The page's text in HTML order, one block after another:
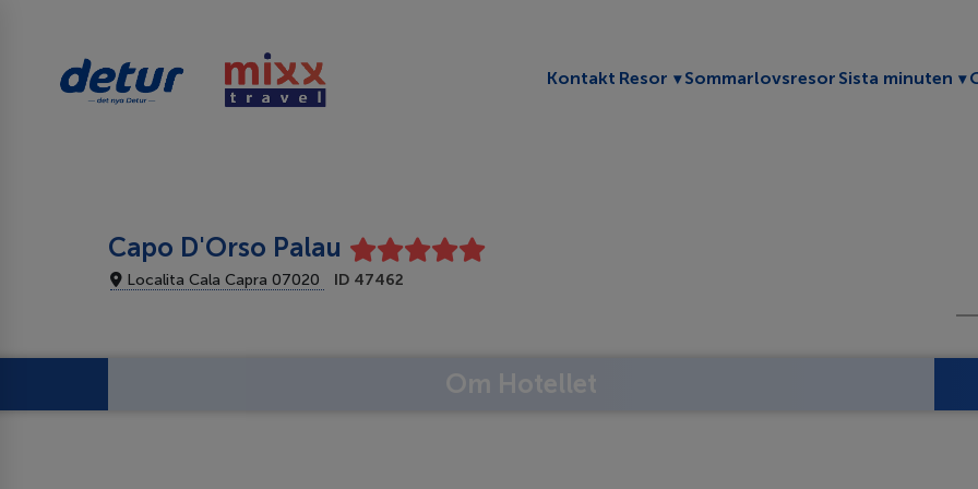
Kontakt Resor Toggle submenu
Sommarlovsresor Sista minuten
Capo D'Orso Palau
Localita Cala Capra 07020 ID 47462